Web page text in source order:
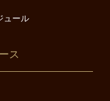
ュール
ス